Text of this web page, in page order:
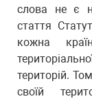
слова не є
стаття
кожна
територій.
своїй